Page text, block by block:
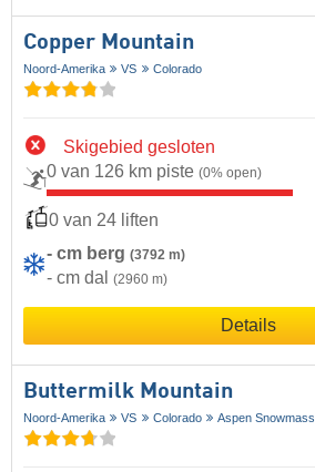
Copper Mountain
Noord-Amerika VS Colorado
Skigebied gesloten
0 van 126 km piste (0% open)
0 van 24 liften
- cm berg (3792 m)
- cm dal (2960 m)
Details
Buttermilk Mountain
Noord-Amerika VS Colorado Aspen Snowmass